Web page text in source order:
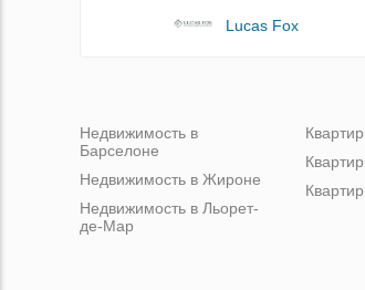
Lucas Fox
Недвижимость в
Барселоне
Недвижимость в Жироне
Недвижимость в Льорет-
де-Мар